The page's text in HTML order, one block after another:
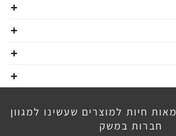
חיות למוצרים שעשינו למגוון
חברות במשק